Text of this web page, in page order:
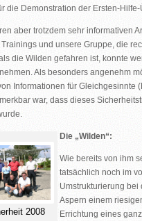
die Demonstration der Ersten-
aber trotzdem sehr informativen
und unsere Gruppe, die
die Wilden gefahren ist, konnte
Als besonders angenehm
Informationen für Gleichgesinnte
war, dass dieses
2008
Die „Wilden“:
Wie bereits von ihm
tatsächlich noch im
Umstrukturierung bei
Aspern einem
Errichtung eines